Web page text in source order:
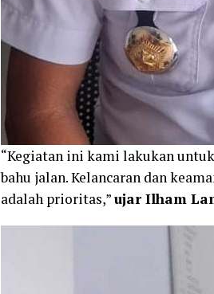
“Kegiatan ini kami lakukan
bahu jalan. Kelancaran dan
adalah prioritas,”ujar Ilham